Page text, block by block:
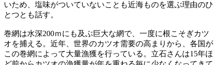
いため、塩味がついていないことも近海ものを選ぶ理由のひ
とつとも話す。
巻網は水深200ｍにも及ぶ巨大な網で、一度に根こそぎカツ
オを捕える。近年、世界のカツオ需要の高まりから、各国が
この巻網によって大量漁獲を行っている。立石さんは15年ほ